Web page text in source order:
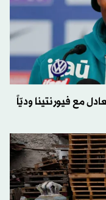
مع فيورنتينا وديّاً